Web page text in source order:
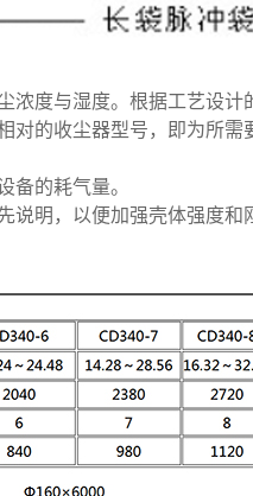
浓度与湿度。根据工艺设
对的收尘器型号，即为所需
备的耗气量。
说明，以便加强壳体强度和